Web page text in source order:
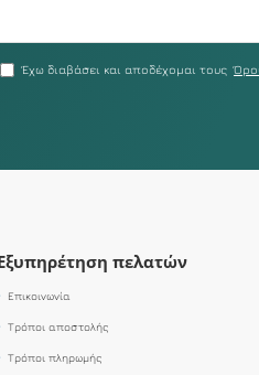
Έχω διαβάσει και αποδέχομαι τους
πελατών
Επικοινωνία
Τρόποι αποστολής
Τρόποι πληρωμής